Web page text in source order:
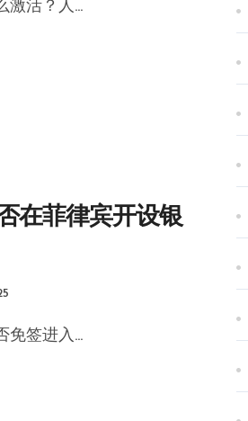
激活？人...
在菲律宾开设银
免签进入...